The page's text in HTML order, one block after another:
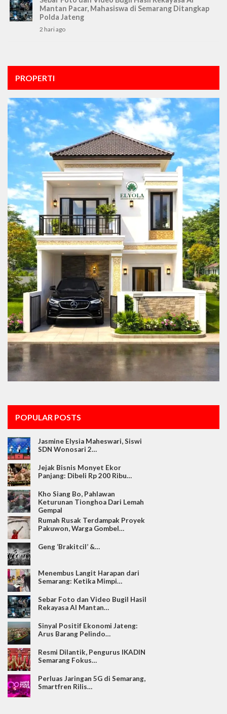
Mantan Pacar, Mahasiswa di Semarang Ditangkap
Polda Jateng
2 hari ago
PROPERTI
POPULAR POSTS
Jasmine Elysia Maheswari, Siswi
SDN Wonosari 2…
Jejak Bisnis Monyet Ekor
Panjang: Dibeli Rp 200 Ribu…
Kho Siang Bo, Pahlawan
Keturunan Tionghoa Dari Lemah
Gempal
Rumah Rusak Terdampak Proyek
Pakuwon, Warga Gombel…
Geng ‘Brakitcil’ &…
Menembus Langit Harapan dari
Semarang: Ketika Mimpi…
Sebar Foto dan Video Bugil Hasil
Rekayasa AI Mantan…
Sinyal Positif Ekonomi Jateng:
Arus Barang Pelindo…
Resmi Dilantik, Pengurus IKADIN
Semarang Fokus…
Perluas Jaringan 5G di Semarang,
Smartfren Rilis…